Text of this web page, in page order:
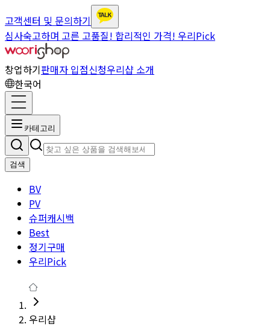
고객센터 및 문의하기
심사숙고하며 고른 고품질! 합리적인 가격! 우리Pick
창업하기판매자 입점신청우리샵 소개
한국어
카테고리
검색
BV
PV
슈퍼캐시백
Best
정기구매
우리Pick
우리샵